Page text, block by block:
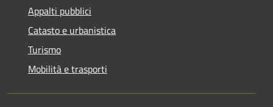
Appalti pubblici
Catasto e urbanistica
Turismo
Mobilità e trasporti